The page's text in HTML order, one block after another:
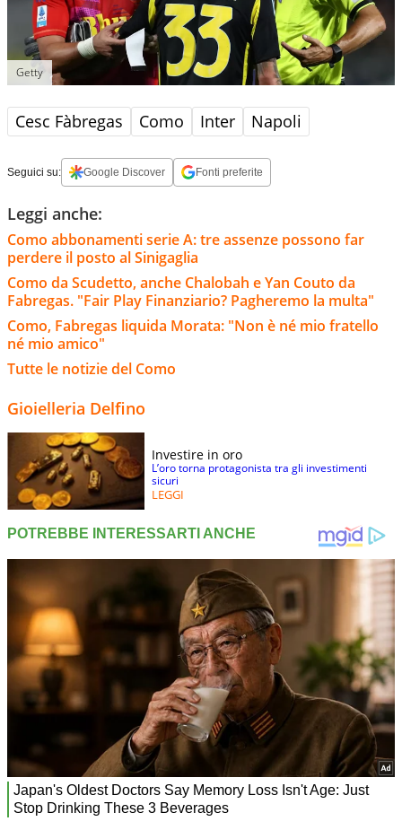
Getty
Cesc Fàbregas Como Inter Napoli
Seguici su: Google Discover Fonti preferite
Leggi anche:
Como abbonamenti serie A: tre assenze possono far
perdere il posto al Sinigaglia
Como da Scudetto, anche Chalobah e Yan Couto da
Fabregas. "Fair Play Finanziario? Pagheremo la multa"
Como, Fabregas liquida Morata: "Non è né mio fratello
né mio amico"
Tutte le notizie del Como
Gioielleria Delfino
Investire in oro
L’oro torna protagonista tra gli investimenti
sicuri
LEGGI